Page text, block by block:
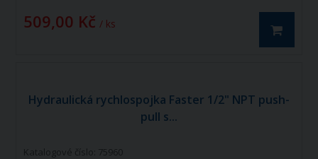
509,00 Kč / ks
Hydraulická rychlospojka Faster 1/2" NPT push-
pull s...
Katalogové číslo: 75960